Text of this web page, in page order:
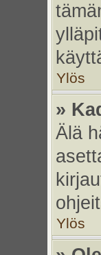
Ylös
»
Älä
Ylös